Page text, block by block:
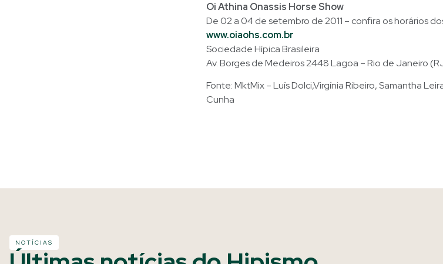
Oi Athina Onassis Horse Show
De 02 a 04 de setembro de 2011 – confira os horários
www.oiaohs.com.br
Sociedade Hípica Brasileira
Av. Borges de Medeiros 2448 Lagoa – Rio de Janeiro
Fonte: MktMix – Luís Dolci,Virgínia Ribeiro, Samantha
Cunha
NOTÍCIAS